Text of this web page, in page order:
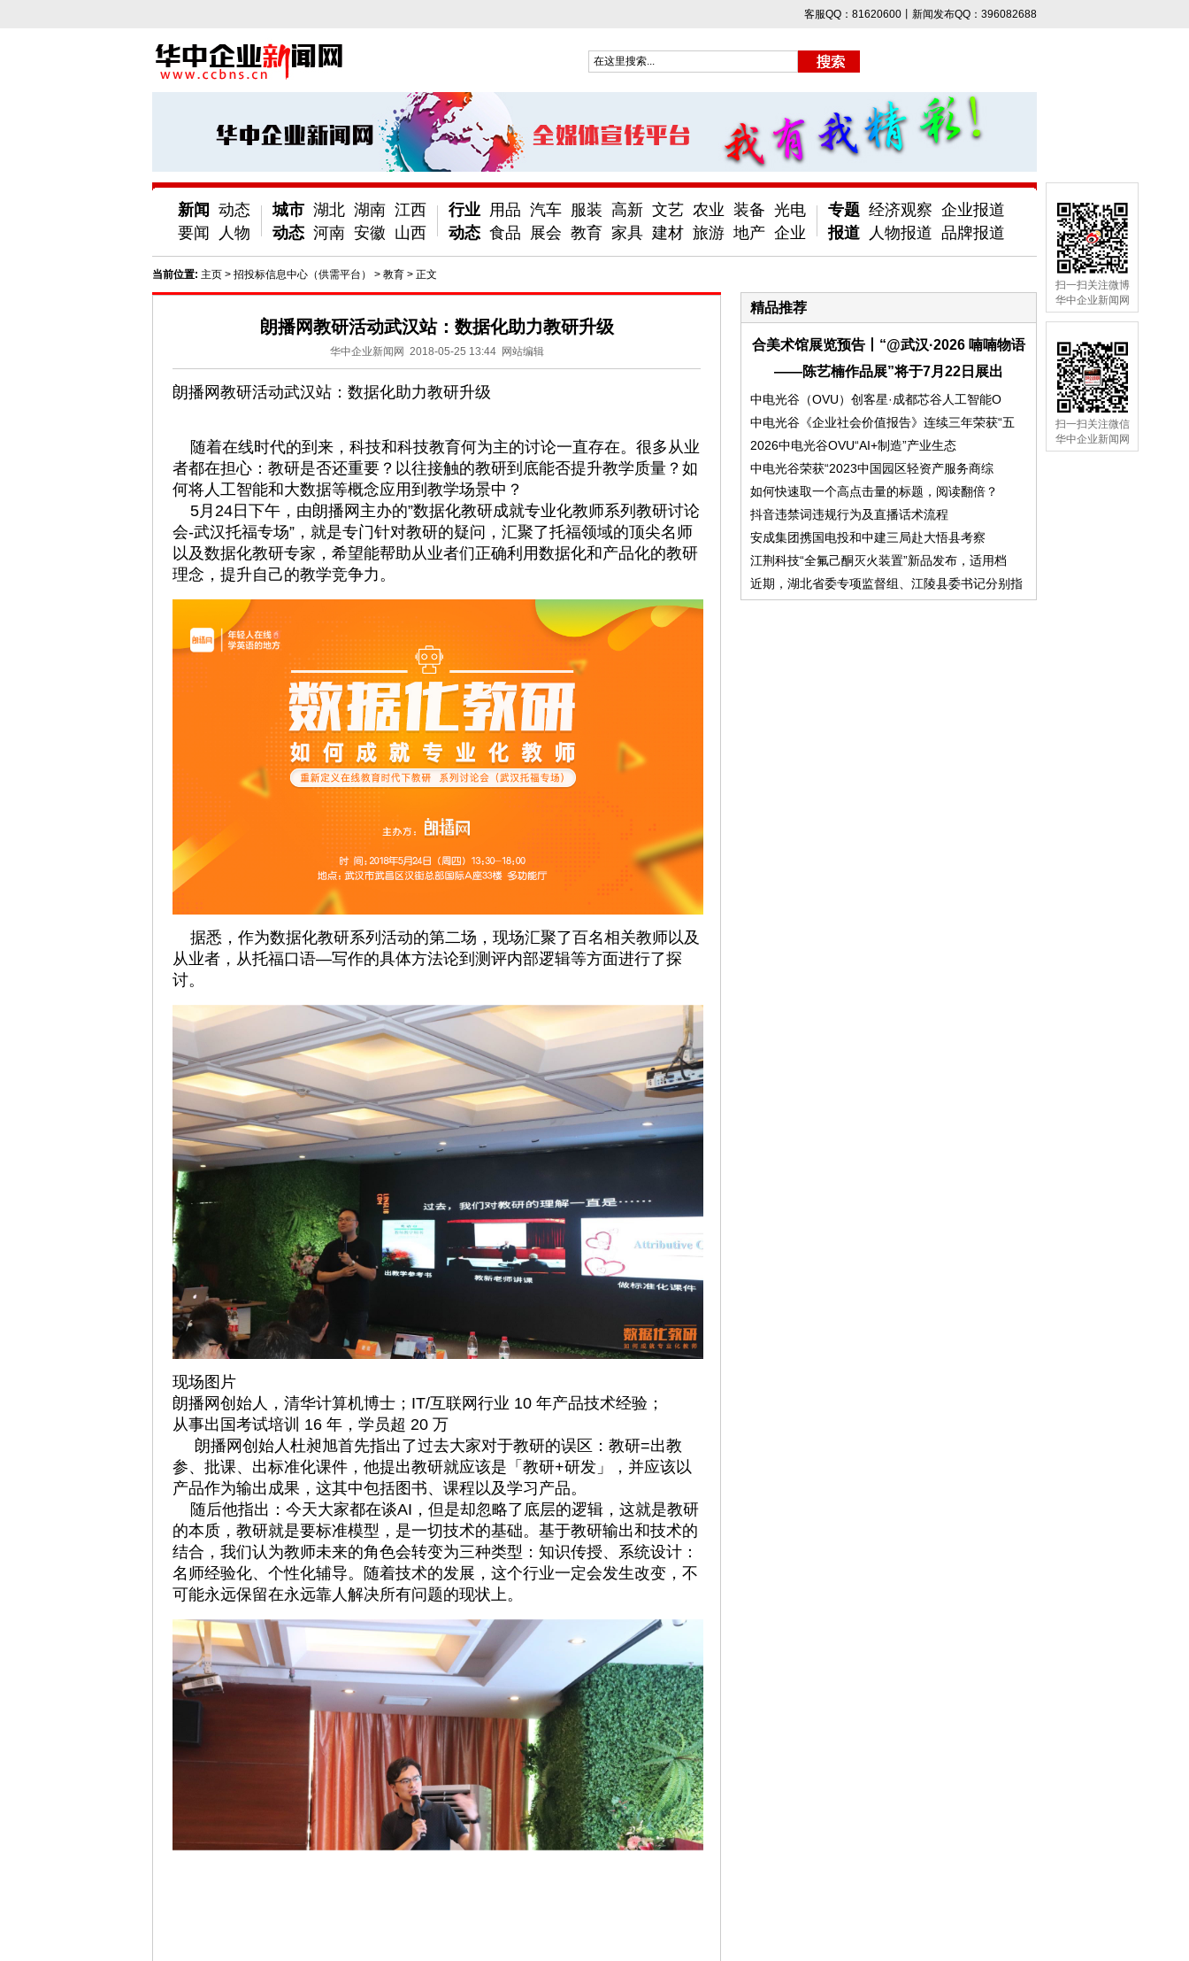
客服QQ：81620600丨新闻发布QQ：396082688
新闻
要闻
动态
人物
城市
动态
湖北 湖南 江西
河南 安徽 山西
行业
动态
用品 汽车 服装 高新 文艺 农业 装备 光电
食品
展会 教育 家具 建材 旅游 地产 企业
专题
报道
经济观察 企业报道
人物报道 品牌报道
扫一扫关注微博
华中企业新闻网
扫一扫关注微信
华中企业新闻网
当前位置: 主页 > 招投标信息中心（供需平台） > 教育 > 正文
朗播网教研活动武汉站：数据化助力教研升级
华中企业新闻网 2018-05-25 13:44 网站编辑
朗播网教研活动武汉站：数据化助力教研升级
随着在线时代的到来，科技和科技教育何为主的讨论一直存在。很多从业
者都在担心：教研是否还重要？以往接触的教研到底能否提升教学质量？如
何将人工智能和大数据等概念应用到教学场景中？
5月24日下午，由朗播网主办的”数据化教研成就专业化教师系列教研讨论
会-武汉托福专场”，就是专门针对教研的疑问，汇聚了托福领域的顶尖名师
以及数据化教研专家，希望能帮助从业者们正确利用数据化和产品化的教研
理念，提升自己的教学竞争力。
据悉，作为数据化教研系列活动的第二场，现场汇聚了百名相关教师以及
从业者，从托福口语—写作的具体方法论到测评内部逻辑等方面进行了探
讨。
现场图片
朗播网创始人，清华计算机博士；IT/互联网行业 10 年产品技术经验；
从事出国考试培训 16 年，学员超 20 万
朗播网创始人杜昶旭首先指出了过去大家对于教研的误区：教研=出教
参、批课、出标准化课件，他提出教研就应该是「教研+研发」，并应该以
产品作为输出成果，这其中包括图书、课程以及学习产品。
随后他指出：今天大家都在谈AI，但是却忽略了底层的逻辑，这就是教研
的本质，教研就是要标准模型，是一切技术的基础。基于教研输出和技术的
结合，我们认为教师未来的角色会转变为三种类型：知识传授、系统设计：
名师经验化、个性化辅导。随着技术的发展，这个行业一定会发生改变，不
可能永远保留在永远靠人解决所有问题的现状上。
精品推荐
合美术馆展览预告丨“@武汉·2026 喃喃物语
——陈艺楠作品展”将于7月22日展出
中电光谷（OVU）创客星·成都芯谷人工智能O
中电光谷《企业社会价值报告》连续三年荣获“五
2026中电光谷OVU“AI+制造”产业生态
中电光谷荣获“2023中国园区轻资产服务商综
如何快速取一个高点击量的标题，阅读翻倍？
抖音违禁词违规行为及直播话术流程
安成集团携国电投和中建三局赴大悟县考察
江荆科技“全氟己酮灭火装置”新品发布，适用档
近期，湖北省委专项监督组、江陵县委书记分别指